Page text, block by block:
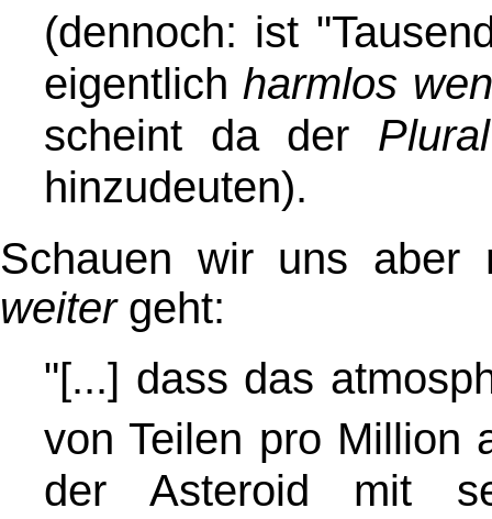
(dennoch: ist
eigentlich harmlos
scheint da der Plural
hinzudeuten).
Schauen wir uns
weitergeht:
"[...] dass das
von Teilen pro Million
der Asteroid mit